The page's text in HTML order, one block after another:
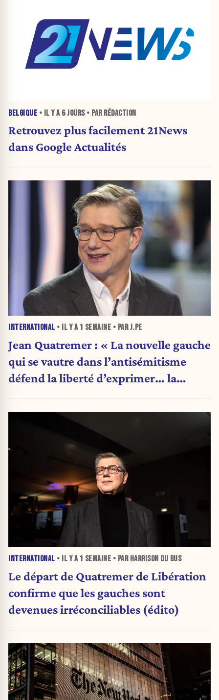
BELGIQUE • IL Y A 6 JOURS• PAR RÉDACTION
Retrouvez plus facilement 21News
dans Google Actualités
INTERNATIONAL • IL Y A 1 SEMAINE • PAR J.PE
Jean Quatremer : « La nouvelle gauche
qui se vautre dans l’antisémitisme
défend la liberté d’exprimer… la
INTERNATIONAL • IL Y A 1 SEMAINE • PAR HARRISON DU BUS
Le départ de Quatremer de Libération
confirme que les gauches sont
devenues irréconciliables (édito)